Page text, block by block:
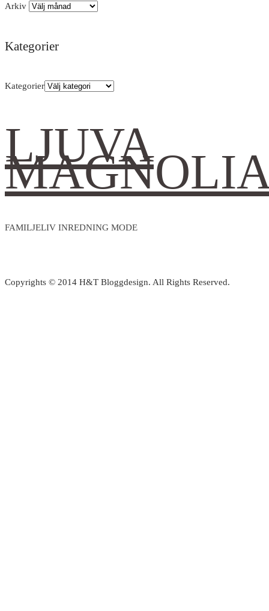
Arkiv
Kategorier
Kategorier
LJUVA
FAMILJELIV INREDNING MODE
Copyrights © 2014 H&T Bloggdesign. All Rights Reserved.